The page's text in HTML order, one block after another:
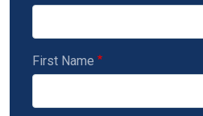
First Name